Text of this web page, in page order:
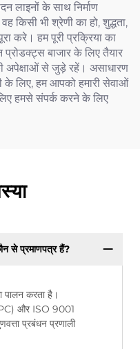
लाइनों के साथ निर्माण
किसी भी श्रेणी का हो, शुद्धता,
करे। हम पूरी प्रक्रिया का
बाजार के लिए तैयार
अपेक्षाओं से जुड़े रहें। असाधारण
के लिए, हम आपको हमारी सेवाओं
हमसे संपर्क करने के लिए
से प्रमाणपत्र हैं?
पालन करता है।
और ISO 9001
प्रबंधन प्रणाली